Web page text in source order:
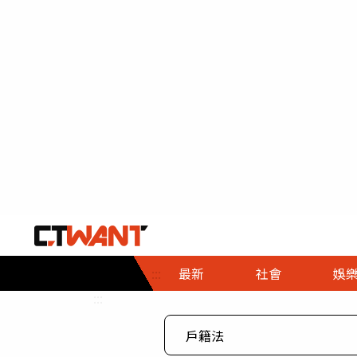
::: 最新 社會
社會首頁
時事
娛樂
娛樂首頁
即時
專題
財經首頁
熱線
３Ｃ
政